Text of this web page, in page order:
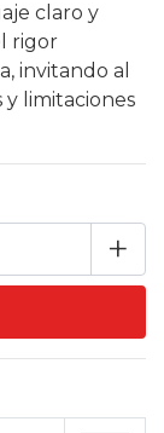
claro y
rigor
invitando al
y limitaciones
+